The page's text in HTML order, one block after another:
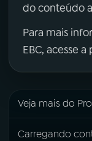
do conteúdo
Para mais
EBC, acesse
Veja mais do
Carregando